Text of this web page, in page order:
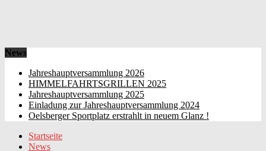
News
Jahreshauptversammlung 2026
HIMMELFAHRTSGRILLEN 2025
Jahreshauptversammlung 2025
Einladung zur Jahreshauptversammlung 2024
Oelsberger Sportplatz erstrahlt in neuem Glanz !
Startseite
News